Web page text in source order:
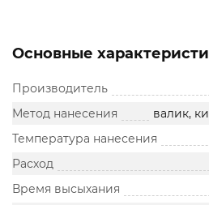
Основные
Производитель
Метод нанесения
валик,
Температура нанесения
Расход
Время высыхания